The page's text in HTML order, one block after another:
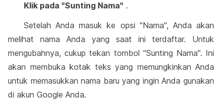
Klik pada "Sunting Nama" .
Setelah Anda masuk ke opsi "Nama", Anda akan
melihat nama Anda yang saat ini terdaftar. Untuk
mengubahnya, cukup tekan tombol "Sunting Nama". Ini
akan membuka kotak teks yang memungkinkan Anda
untuk memasukkan nama baru yang ingin Anda gunakan
di akun Google Anda.